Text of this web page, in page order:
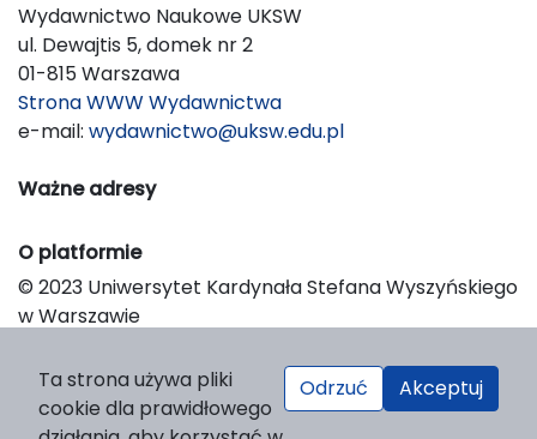
Wydawnictwo Naukowe UKSW
ul. Dewajtis 5, domek nr 2
01-815 Warszawa
Strona WWW Wydawnictwa
e-mail: wydawnictwo@uksw.edu.pl
Ważne adresy
O platformie
© 2023 Uniwersytet Kardynała Stefana Wyszyńskiego
w Warszawie
Platform & Workflow by OJS/PKP
Ta strona używa pliki
cookie dla prawidłowego
Odrzuć Akceptuj